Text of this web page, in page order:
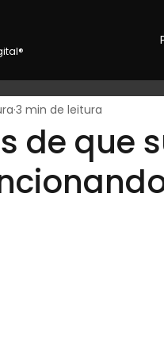
de que
3 min de leitura
de 5 estrelas.